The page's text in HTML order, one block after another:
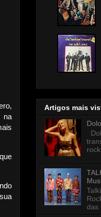
na
Artigos mais
das